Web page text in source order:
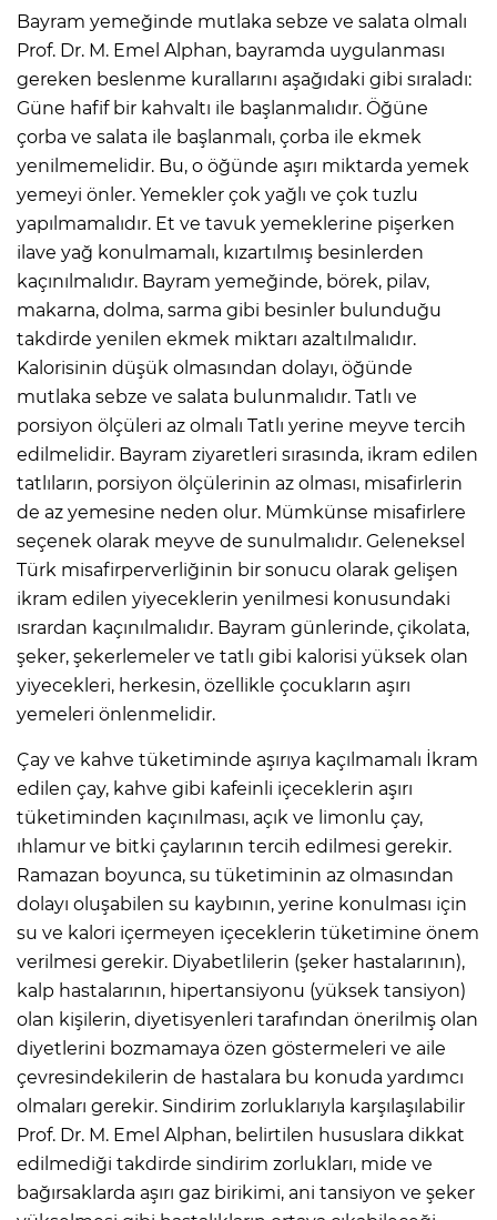
Bayram yemeğinde mutlaka sebze ve salata olmalı
Prof. Dr. M. Emel Alphan, bayramda uygulanması
gereken beslenme kurallarını aşağıdaki gibi sıraladı:
Güne hafif bir kahvaltı ile başlanmalıdır. Öğüne
çorba ve salata ile başlanmalı, çorba ile ekmek
yenilmemelidir. Bu, o öğünde aşırı miktarda yemek
yemeyi önler. Yemekler çok yağlı ve çok tuzlu
yapılmamalıdır. Et ve tavuk yemeklerine pişerken
ilave yağ konulmamalı, kızartılmış besinlerden
kaçınılmalıdır. Bayram yemeğinde, börek, pilav,
makarna, dolma, sarma gibi besinler bulunduğu
takdirde yenilen ekmek miktarı azaltılmalıdır.
Kalorisinin düşük olmasından dolayı, öğünde
mutlaka sebze ve salata bulunmalıdır. Tatlı ve
porsiyon ölçüleri az olmalı Tatlı yerine meyve tercih
edilmelidir. Bayram ziyaretleri sırasında, ikram edilen
tatlıların, porsiyon ölçülerinin az olması, misafirlerin
de az yemesine neden olur. Mümkünse misafirlere
seçenek olarak meyve de sunulmalıdır. Geleneksel
Türk misafirperverliğinin bir sonucu olarak gelişen
ikram edilen yiyeceklerin yenilmesi konusundaki
ısrardan kaçınılmalıdır. Bayram günlerinde, çikolata,
şeker, şekerlemeler ve tatlı gibi kalorisi yüksek olan
yiyecekleri, herkesin, özellikle çocukların aşırı
yemeleri önlenmelidir.
Çay ve kahve tüketiminde aşırıya kaçılmamalı İkram
edilen çay, kahve gibi kafeinli içeceklerin aşırı
tüketiminden kaçınılması, açık ve limonlu çay,
ıhlamur ve bitki çaylarının tercih edilmesi gerekir.
Ramazan boyunca, su tüketiminin az olmasından
dolayı oluşabilen su kaybının, yerine konulması için
su ve kalori içermeyen içeceklerin tüketimine önem
verilmesi gerekir. Diyabetlilerin (şeker hastalarının),
kalp hastalarının, hipertansiyonu (yüksek tansiyon)
olan kişilerin, diyetisyenleri tarafından önerilmiş olan
diyetlerini bozmamaya özen göstermeleri ve aile
çevresindekilerin de hastalara bu konuda yardımcı
olmaları gerekir. Sindirim zorluklarıyla karşılaşılabilir
Prof. Dr. M. Emel Alphan, belirtilen hususlara dikkat
edilmediği takdirde sindirim zorlukları, mide ve
bağırsaklarda aşırı gaz birikimi, ani tansiyon ve şeker